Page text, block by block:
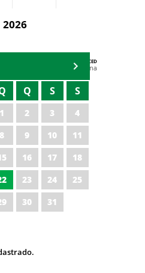
2026
AGENDA DA CODED/CED
Vagna Lima
Q S S
1 2 3
4
8 9 10
11
16 17
18
23 24
25
30 31